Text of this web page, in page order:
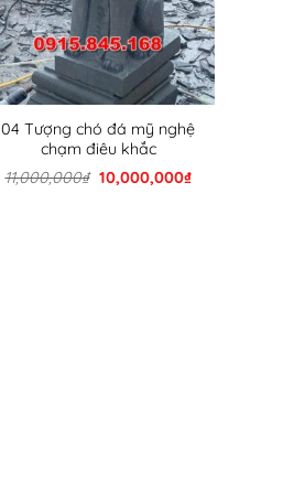
04 Tượng chó đá mỹ nghệ
chạm điêu khắc
11,000,000₫ Giá
gốc
10,000,000₫Giá